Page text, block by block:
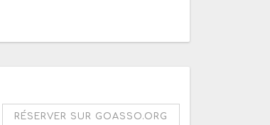
RÉSERVER SUR GOASSO.ORG